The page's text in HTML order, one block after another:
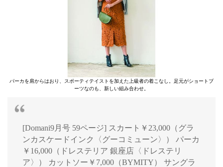
パーカを肩からはおり、スポーティテイストを加えた上級者の着こなし。足元がショートブ
ーツなのも、新しい組み合わせ。
[Domani9月号 59ページ] スカート￥23,000（グラ
ンカスケードインク〈グーコミューン〉） パーカ
￥16,000（ドレステリア 銀座店〈ドレステリ
ア〉） カットソー￥7,000（BYMITY） サングラ